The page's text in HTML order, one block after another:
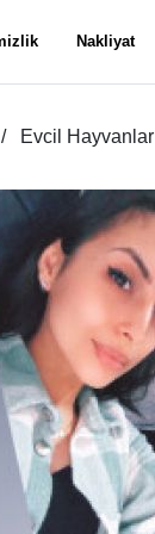
Nakliyat
Evcil Hayvanlar